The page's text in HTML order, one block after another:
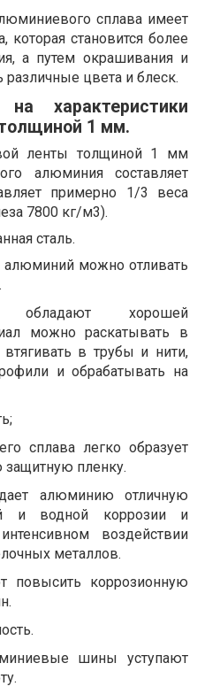
сплава имеет
которая становится более
а путем окрашивания и
цвета и блеск.
характеристики
1 мм.
ленты толщиной 1 мм
алюминия составляет
примерно 1/3 веса
7800 кг/м3).
сталь.
алюминий можно отливать
хорошей
можно раскатывать в
в трубы и нити,
и обрабатывать на
сплава легко образует
пленку.
алюминию отличную
и водной коррозии и
воздействии
металлов.
повысить коррозионную
шины уступают